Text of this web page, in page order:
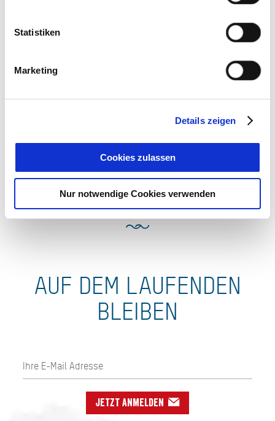
Statistiken
Marketing
Details zeigen
Cookies zulassen
Nur notwendige Cookies verwenden
AUF DEM LAUFENDEN
BLEIBEN
Jetzt anmelden